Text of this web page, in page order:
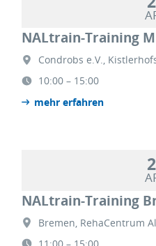
NALtrain-Training
Condrobs e.V.,
10:00 – 15:00
mehr erfahren
NALtrain-Training
Bremen, RehaCentrum